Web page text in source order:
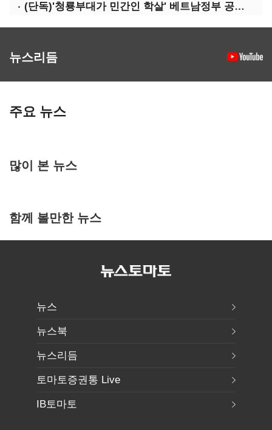
(단독)'청룡부대가 민간인 학살' 베트남정부 공문 첫 확인
뉴스리듬
주요 뉴스
많이 본 뉴스
함께 볼만한 뉴스
뉴스
뉴스북
뉴스리듬
토마토증권통 Live
IB토마토